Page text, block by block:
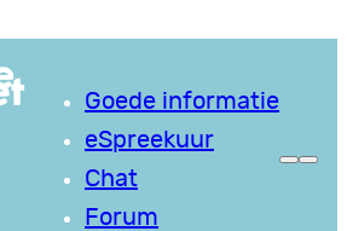
Goede informatie
eSpreekuur
Chat
Forum